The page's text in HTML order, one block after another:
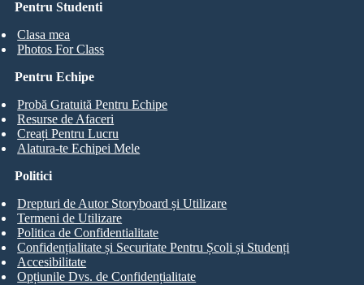
Pentru Studenti
Clasa mea
Photos For Class
Pentru Echipe
Probă Gratuită Pentru Echipe
Resurse de Afaceri
Creați Pentru Lucru
Alatura-te Echipei Mele
Politici
Drepturi de Autor Storyboard și Utilizare
Termeni de Utilizare
Politica de Confidentialitate
Confidențialitate și Securitate Pentru Școli și Studenți
Accesibilitate
Opțiunile Dvs. de Confidențialitate